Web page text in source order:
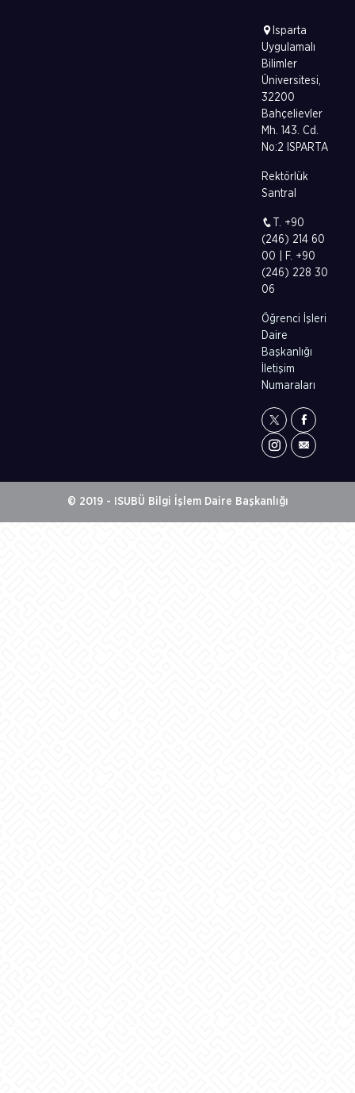
Isparta
Uygulamalı
Bilimler
Üniversitesi,
32200
Bahçelievler
Mh. 143. Cd.
No:2 ISPARTA
Rektörlük
Santral
T. +90
(246) 214 60
00 | F. +90
(246) 228 30
06
Öğrenci İşleri
Daire
Başkanlığı
İletişim
Numaraları
© 2019 - ISUBÜ Bilgi İşlem Daire Başkanlığı